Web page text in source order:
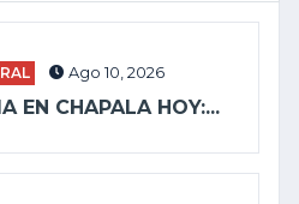
Ago 10, 2026
EN CHAPALA HOY:...